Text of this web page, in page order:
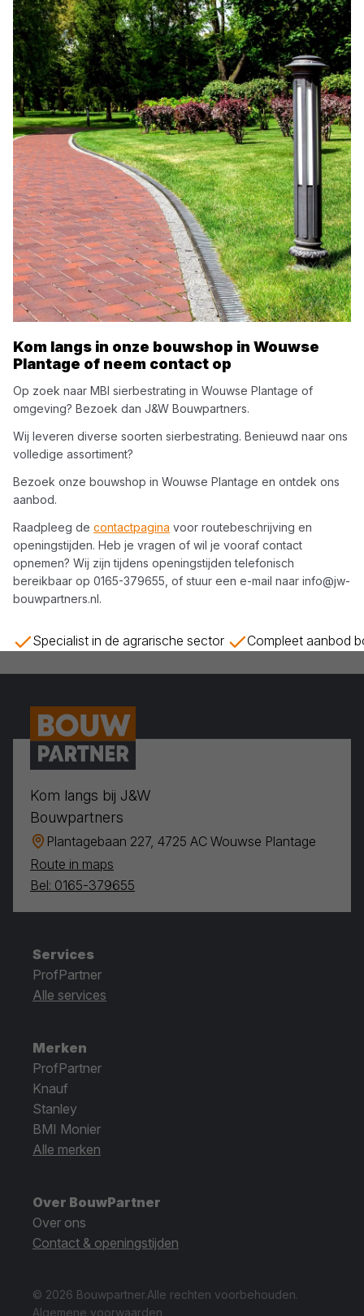
Kom langs in onze bouwshop in Wouwse
Plantage of neem contact op
Op zoek naar MBI sierbestrating in Wouwse Plantage of
omgeving? Bezoek dan J&W Bouwpartners.
Wij leveren diverse soorten sierbestrating. Benieuwd naar ons
volledige assortiment?
Bezoek onze bouwshop in Wouwse Plantage en ontdek ons
aanbod.
Raadpleeg de contactpagina voor routebeschrijving en
openingstijden. Heb je vragen of wil je vooraf contact
opnemen? Wij zijn tijdens openingstijden telefonisch
bereikbaar op 0165-379655 , of stuur een e-mail naar info@jw-
bouwpartners.nl.
Specialist in de agrarische sector Compleet aanbod
Kom langs bij J&W
Bouwpartners
Plantagebaan 227, 4725 AC Wouwse Plantage
Route in maps
Bel: 0165-379655
Services
ProfPartner
Alle services
Merken
ProfPartner
Knauf
Stanley
BMI Monier
Alle merken
Over BouwPartner
Over ons
Contact & openingstijden
© 2026 Bouwpartner.Alle rechten voorbehouden.
Algemene voorwaarden